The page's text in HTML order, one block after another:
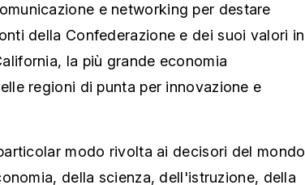
e networking per destare
della Confederazione e dei suoi valori in
la più grande economia
regioni di punta per innovazione e
modo rivolta ai decisori del mondo
della scienza, dell'istruzione, della